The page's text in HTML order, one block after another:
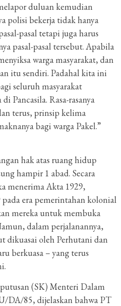
duluan kemudian
polisi bekerja tidak hanya
pasal tetapi juga harus
pasal-pasal tersebut. Apabila
warga masyarakat, dan
itu sendiri. Padahal kita ini
seluruh masyarakat
Pancasila. Rasa-rasanya
terus, prinsip kelima
bagi warga Pakel.”
hak atas ruang hidup
hampir 1 abad. Secara
menerima Akta 1929,
era pemerintahan kolonial
mereka untuk membuka
dalam perjalanannya,
dikuasai oleh Perhutani dan
berkuasa – yang terus
(SK) Menteri Dalam
DA/85, dijelaskan bahwa PT